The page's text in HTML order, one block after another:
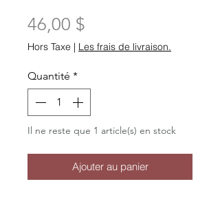
46,00 $
Hors Taxe | Les frais de livraison.
Quantité *
Il ne reste que 1 article(s) en stock
Ajouter au panier